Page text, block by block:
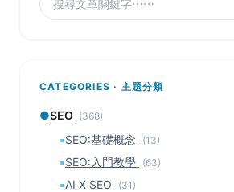
CATEGORIES · 主題分類
●SEO (368)
▪SEO:基礎概念 (13)
▪SEO:入門教學 (63)
▪AI X SEO (31)